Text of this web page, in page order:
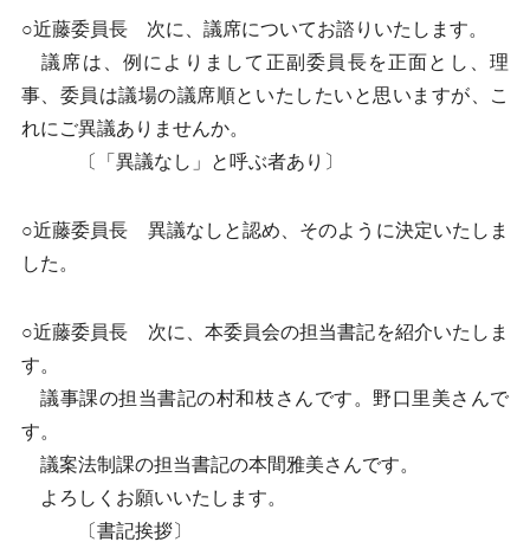
○近藤委員長 次に、議席についてお諮りいたします。
議席は、例によりまして正副委員長を正面とし、理
事、委員は議場の議席順といたしたいと思いますが、こ
れにご異議ありませんか。
〔「異議なし」と呼ぶ者あり〕
○近藤委員長 異議なしと認め、そのように決定いたしま
した。
○近藤委員長 次に、本委員会の担当書記を紹介いたしま
す。
議事課の担当書記の村和枝さんです。野口里美さんで
す。
議案法制課の担当書記の本間雅美さんです。
よろしくお願いいたします。
〔書記挨拶〕